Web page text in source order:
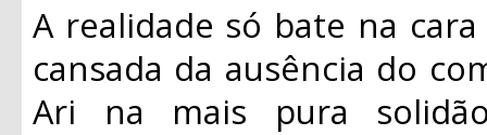
A realidade só bate na
cansada da ausência do
Ari na mais pura